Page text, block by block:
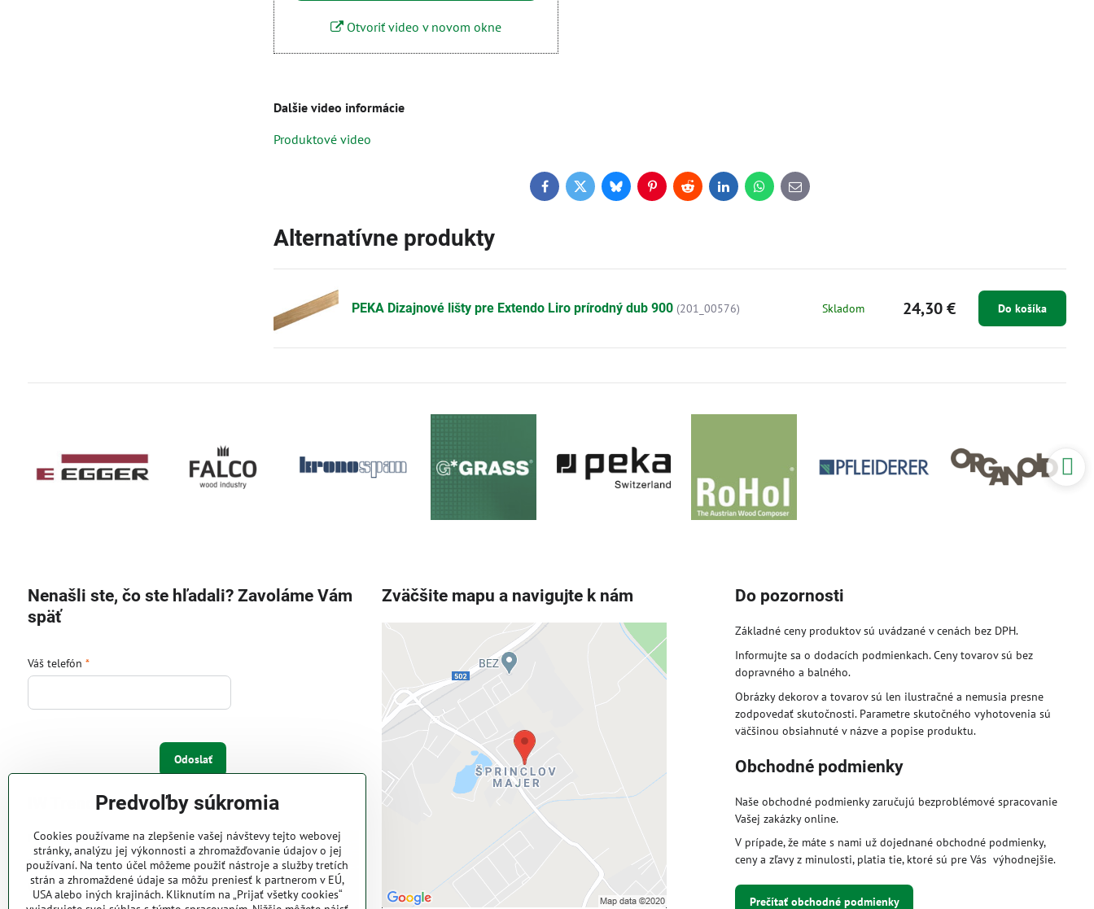
Otvoriť video v novom okne
Dalšie video informácie
Produktové video
FacebookTwitterBlueskyPinterestRedditLinkedInWhatsApp
E-
mail
Alternatívne produkty
PEKA Dizajnové lišty pre Extendo Liro prírodný dub 900 (201_00576) Skladom 24,30 € Do košíka
Nenašli ste, čo ste hľadali? Zavoláme Vám
späť
Váš telefón *
Odoslať
IW Trend s.r.o.
Pri Majeri 6
831 06 Bratislava
Web: www.iwtrend.sk
Telefón: (02) 4488 4826, 4487
Zväčšite mapu a navigujte k nám
Externý obsah je blokovaný
Prajete si načítať externý obsah?
Povoliť tentokrát
Povoliť a zapamätať - súhlas s druhom
cookie: Funkčné
Otvoriť obsah v novom okne
Do pozornosti
Základné ceny produktov sú uvádzané v cenách bez DPH.
Informujte sa o dodacích podmienkach. Ceny tovarov sú bez
dopravného a balného.
Obrázky dekorov a tovarov sú len ilustračné a nemusia presne
zodpovedať skutočnosti. Parametre skutočného vyhotovenia sú
väčšinou obsiahnuté v názve a popise produktu.
Obchodné podmienky
Naše obchodné podmienky zaručujú bezproblémové spracovanie
Vašej zakázky online.
V prípade, že máte s nami už dojednané obchodné podmienky,
ceny a zľavy z minulosti, platia tie, ktoré sú pre Vás výhodnejšie.
Prečítať obchodné podmienky
Predvoľby súkromia
Cookies používame na zlepšenie vašej návštevy tejto webovej
stránky, analýzu jej výkonnosti a zhromažďovanie údajov o jej
používaní. Na tento účel môžeme použiť nástroje a služby tretích
strán a zhromaždené údaje sa môžu preniesť k partnerom v EÚ,
USA alebo iných krajinách. Kliknutím na „Prijať všetky cookies“